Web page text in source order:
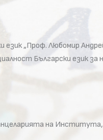
„Проф. Любомир
Български език
на